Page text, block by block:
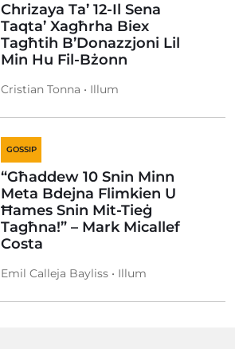
Chrizaya Ta’ 12-Il Sena
Taqta’ Xagħrha Biex
Tagħtih B’Donazzjoni Lil
Min Hu Fil-Bżonn
Cristian Tonna • Illum
GOSSIP
“Għaddew 10 Snin Minn
Meta Bdejna Flimkien U
Ħames Snin Mit-Tieġ
Tagħna!” – Mark Micallef
Costa
Emil Calleja Bayliss • Illum